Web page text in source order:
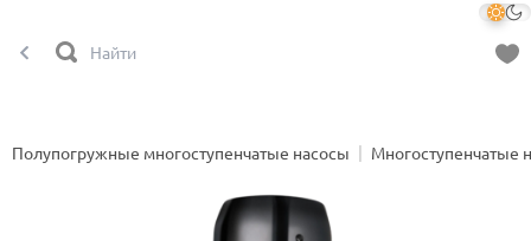
Полупогружные многоступенчатые насосы Многоступенчатые